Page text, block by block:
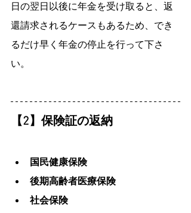
日の翌日以後に年金を受け取ると、返
還請求されるケースもあるため、でき
るだけ早く年金の停止を行って下さ
い。
【2】保険証の返納
国民健康保険
後期高齢者医療保険
社会保険